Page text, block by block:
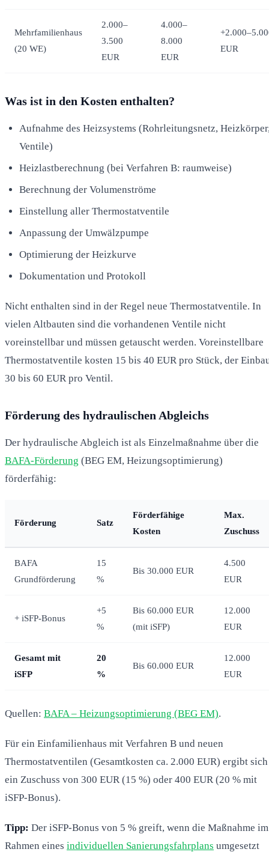
Mehrfamilienhaus
(20 WE)
2.000–
3.500
EUR
4.000–
8.000
EUR
EUR
Was ist in den Kosten enthalten?
Aufnahme des Heizsystems (Rohrleitungsnetz,
Ventile)
Heizlastberechnung (bei Verfahren B: raumweise)
Berechnung der Volumenströme
Einstellung aller Thermostatventile
Anpassung der Umwälzpumpe
Optimierung der Heizkurve
Dokumentation und Protokoll
Nicht enthalten sind in der Regel neue Thermostatventile. In
vielen Altbauten sind die vorhandenen Ventile nicht
voreinstellbar und müssen getauscht werden. Voreinstellbare
Thermostatventile kosten 15 bis 40 EUR pro Stück, der
30 bis 60 EUR pro Ventil.
Förderung des hydraulischen Abgleichs
Der hydraulische Abgleich ist als Einzelmaßnahme über die
BAFA-Förderung (BEG EM, Heizungsoptimierung)
förderfähig:
Förderung Satz
Förderfähige
Kosten
Max.
Zuschuss
BAFA
Grundförderung
15
%
Bis 30.000 EUR
4.500
EUR
+ iSFP-Bonus
+5
%
Bis 60.000 EUR
(mit iSFP)
12.000
EUR
Gesamt mit
iSFP
20
%
Bis 60.000 EUR
12.000
EUR
Quellen: BAFA – Heizungsoptimierung (BEG EM).
Für ein Einfamilienhaus mit Verfahren B und neuen
Thermostatventilen (Gesamtkosten ca. 2.000 EUR) ergibt sich
ein Zuschuss von 300 EUR (15 %) oder 400 EUR (20 % mit
iSFP-Bonus).
Tipp: Der iSFP-Bonus von 5 % greift, wenn die Maßnahme im
Rahmen eines individuellen Sanierungsfahrplans umgesetzt